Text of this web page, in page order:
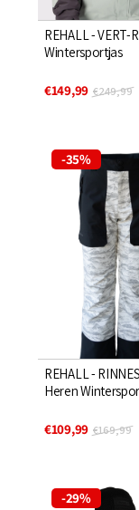
REHALL - VERT-
Wintersportjas
€149,99 €249,99
-35%
REHALL -
Heren
€109,99 €169,99
-29%